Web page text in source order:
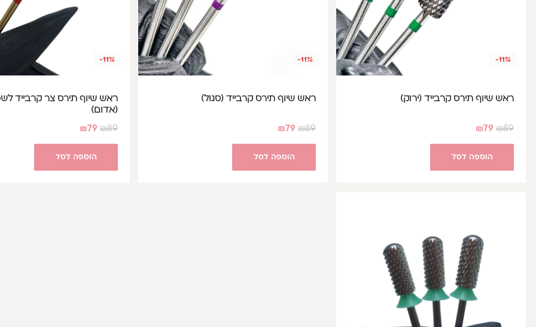
-11%
ראש שיוף תירס קרבייד (ירוק)
₪89
₪79
הוספה לסל
-11%
ראש שיוף תירס קרבייד (סגול)
₪89
₪79
הוספה לסל
-11%
ראש שיוף תירס צר קרבייד
(אדום)
₪89
₪79
הוספה לסל